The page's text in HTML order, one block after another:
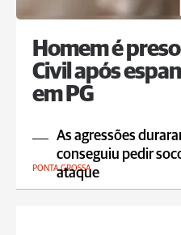
Homem é
Civil após
em PG
As agressões
conseguiu pedir
ataque
PONTA GROSSA